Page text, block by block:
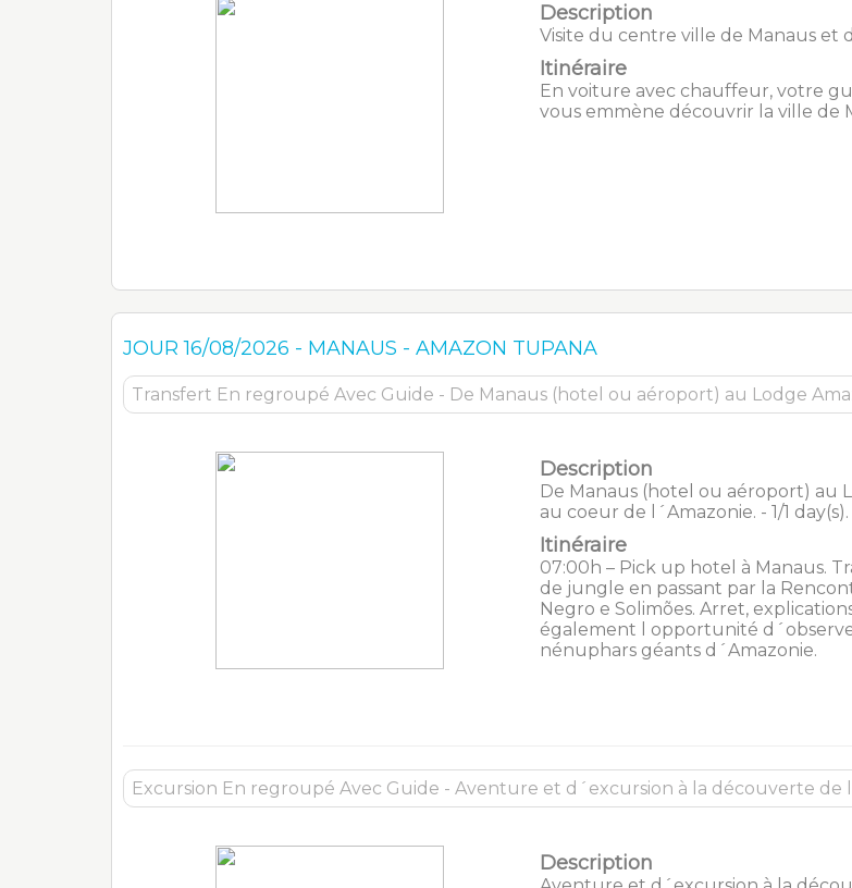
Description
Visite du centre ville de Manaus et
Itinéraire
En voiture avec chauffeur, votre
vous emmène découvrir la ville de
JOUR16/08/2026 - MANAUS - AMAZON TUPANA
Description
De Manaus (hotel ou aéroport) au
au coeur de l´Amazonie. - 1/1 day(s).
Itinéraire
07:00h – Pick up hotel à Manaus.
de jungle en passant par la
Negro e Solimões. Arret,
également l opportunité
nénuphars géants d´Amazonie.
Description